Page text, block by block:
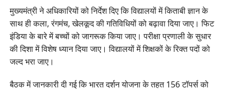
मुख्यमंत्री ने अधिकारियों को निर्देश दिए कि विद्यालयों में किताबी ज्ञान के
साथ ही कला, रंगमंच, खेलकूद की गतिविधियों को बढ़ावा दिया जाए। फिट
इंडिया के बारे में बच्चों को जागरूक किया जाए। परीक्षा प्रणाली के सुधार
की दिशा में विशेष ध्यान दिया जाए। विद्यालयों में शिक्षकों के रिक्त पदों को
जल्द भरा जाए।
बैठक में जानकारी दी गई कि भारत दर्शन योजना के तहत 156 टॉपर्स को